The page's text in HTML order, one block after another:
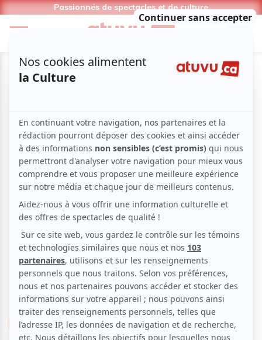
Passionnés de spectacles et de culture
Musique Latine Chanson